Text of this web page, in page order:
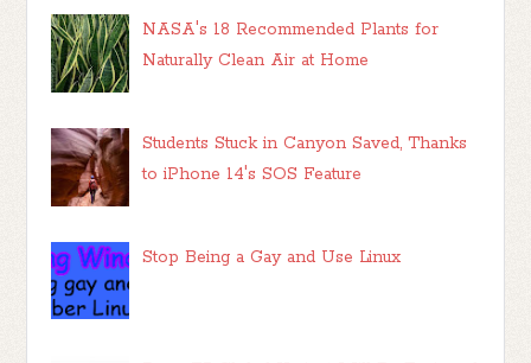
NASA's 18 Recommended Plants for
Naturally Clean Air at Home
Students Stuck in Canyon Saved, Thanks
to iPhone 14's SOS Feature
Stop Being a Gay and Use Linux